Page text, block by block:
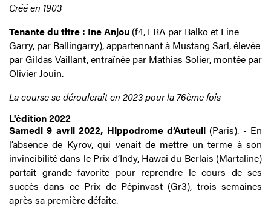
Créé en 1903
Tenante du titre : Ine Anjou (f4, FRA par Balko et Line
Garry, par Ballingarry), appartennant à Mustang Sarl, élevée
par Gildas Vaillant, entraînée par Mathias Solier, montée par
Olivier Jouin.
La course se déroulerait en 2023 pour la 76ème fois
L'édition 2022
Samedi 9 avril 2022, Hippodrome d’Auteuil(Paris). - En
l’absence de Kyrov, qui venait de mettre un terme à son
invincibilité dans le Prix d’Indy, Hawai du Berlais (Martaline)
partait grande favorite pour reprendre le cours de ses
succès dans ce Prix de Pépinvast(Gr3), trois semaines
après sa première défaite.